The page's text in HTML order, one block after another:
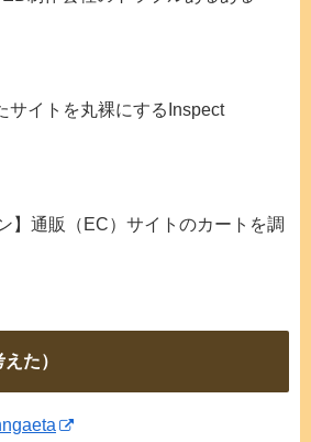
サイトを丸裸にするInspect
】通販（EC）サイトのカートを調
た）